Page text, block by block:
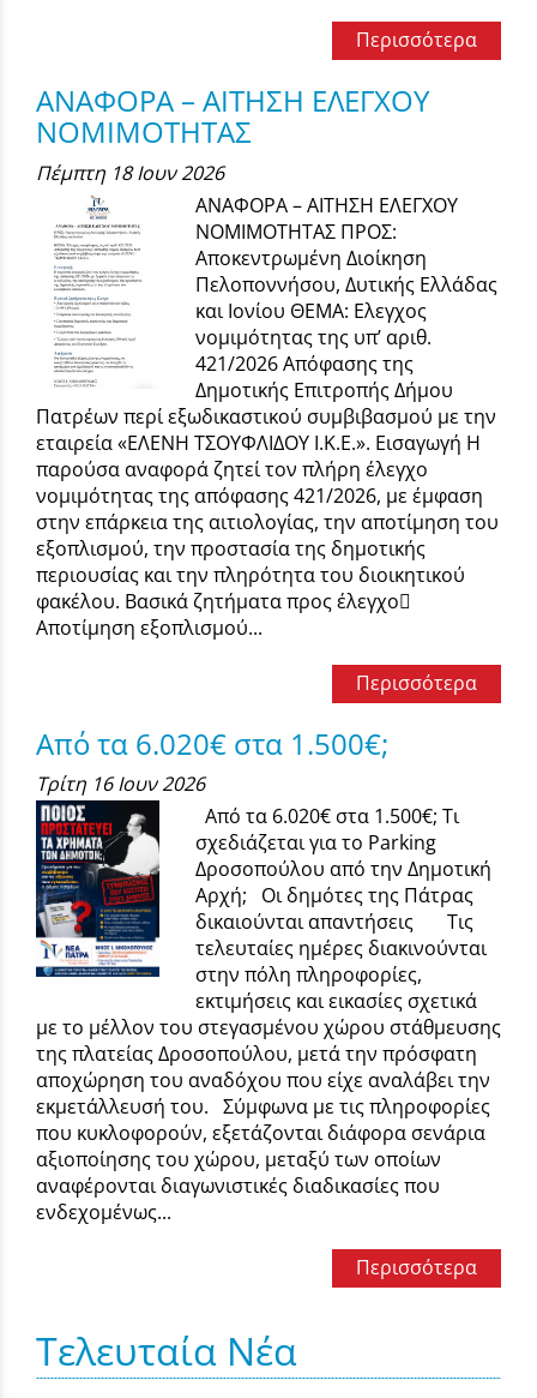
Περισσότερα
ΑΝΑΦΟΡΑ – ΑΙΤΗΣΗ ΕΛΕΓΧΟΥ
ΝΟΜΙΜΟΤΗΤΑΣ
Πέμπτη 18 Ιουν 2026
ΑΝΑΦΟΡΑ – ΑΙΤΗΣΗ ΕΛΕΓΧΟΥ
ΝΟΜΙΜΟΤΗΤΑΣ ΠΡΟΣ:
Αποκεντρωμένη Διοίκηση
Πελοποννήσου, Δυτικής Ελλάδας
και Ιονίου ΘΕΜΑ: Ελεγχος
νομιμότητας της υπ’ αριθ.
421/2026 Απόφασης της
Δημοτικής Επιτροπής Δήμου
Πατρέων περί εξωδικαστικού συμβιβασμού με την
εταιρεία «ΕΛΕΝΗ ΤΣΟΥΦΛΙΔΟΥ Ι.Κ.Ε.». Εισαγωγή Η
παρούσα αναφορά ζητεί τον πλήρη έλεγχο
νομιμότητας της απόφασης 421/2026, με έμφαση
στην επάρκεια της αιτιολογίας, την αποτίμηση του
εξοπλισμού, την προστασία της δημοτικής
περιουσίας και την πληρότητα του διοικητικού
φακέλου. Βασικά ζητήματα προς έλεγχο
Αποτίμηση εξοπλισμού...
Περισσότερα
Από τα 6.020€ στα 1.500€;
Τρίτη 16 Ιουν 2026
Από τα 6.020€ στα 1.500€; Τι
σχεδιάζεται για το Parking
Δροσοπούλου από την Δημοτική
Αρχή; Οι δημότες της Πάτρας
δικαιούνται απαντήσεις Τις
τελευταίες ημέρες διακινούνται
στην πόλη πληροφορίες,
εκτιμήσεις και εικασίες σχετικά
με το μέλλον του στεγασμένου χώρου στάθμευσης
της πλατείας Δροσοπούλου, μετά την πρόσφατη
αποχώρηση του αναδόχου που είχε αναλάβει την
εκμετάλλευσή του. Σύμφωνα με τις πληροφορίες
που κυκλοφορούν, εξετάζονται διάφορα σενάρια
αξιοποίησης του χώρου, μεταξύ των οποίων
αναφέρονται διαγωνιστικές διαδικασίες που
ενδεχομένως...
Περισσότερα
Τελευταία Νέα